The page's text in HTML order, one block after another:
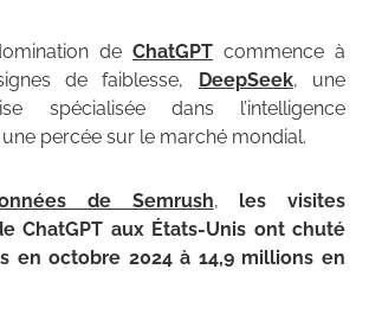
de ChatGPT commence à
de faiblesse, DeepSeek, une
spécialisée dans l’intelligence
percée sur le marché mondial.
de Semrush, les visites
ChatGPT aux États-Unis ont chuté
en octobre 2024 à 14,9 millions en